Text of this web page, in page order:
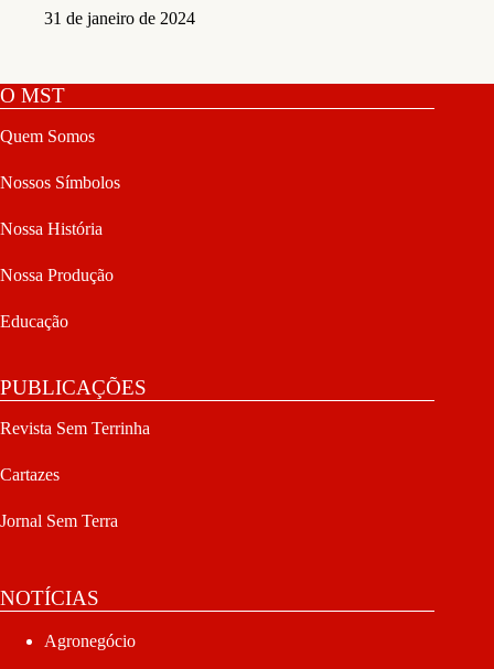
31 de janeiro de 2024
O MST
Quem Somos
Nossos Símbolos
Nossa História
Nossa Produção
Educação
PUBLICAÇÕES
Revista Sem Terrinha
Cartazes
Jornal Sem Terra
NOTÍCIAS
Agronegócio